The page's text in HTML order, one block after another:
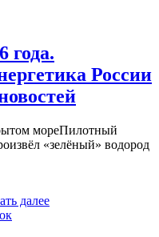
года.
России
мореПилотный
«зелёный» водород
далее